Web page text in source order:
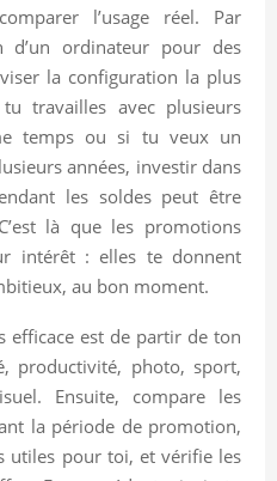
l’usage réel. Par
ordinateur pour des
la configuration la plus
travailles avec plusieurs
temps ou si tu veux un
années, investir dans
les soldes peut être
là que les promotions
intérêt : elles te donnent
au bon moment.
efficace est de partir de ton
productivité, photo, sport,
Ensuite, compare les
la période de promotion,
utiles pour toi, et vérifie les